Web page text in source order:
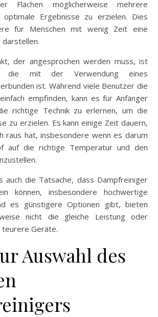
Flächen möglicherweise mehrere
optimale Ergebnisse zu erzielen. Dies
für Menschen mit wenig Zeit eine
der angesprochen werden muss, ist
die mit der Verwendung eines
ist. Während viele Benutzer die
empfinden, kann es für Anfänger
richtige Technik zu erlernen, um die
zu erzielen. Es kann einige Zeit dauern,
raus hat, insbesondere wenn es darum
auf die richtige Temperatur und den
auch die Tatsache, dass Dampfreiniger
können, insbesondere hochwertige
es günstigere Optionen gibt, bieten
nicht die gleiche Leistung oder
teurere Geräte.
Auswahl des